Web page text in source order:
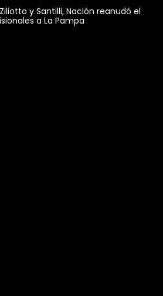
y Santilli, Nación reanudó el
a La Pampa